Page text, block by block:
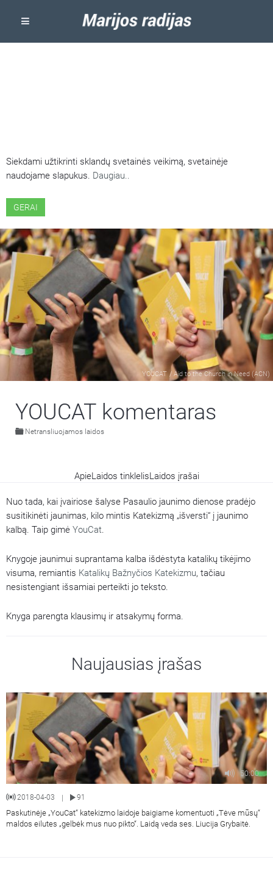
Siekdami užtikrinti sklandų svetainės veikimą, svetainėje
naudojame slapukus. Daugiau..
GERAI
YOUCAT / Aid to the Church in Need (ACN)
YOUCAT komentaras
Netransliuojamos laidos
ApieLaidos tinklelisLaidos įrašai
Nuo tada, kai įvairiose šalyse Pasaulio jaunimo dienose pradėjo
susitikinėti jaunimas, kilo mintis Katekizmą „išversti“ į jaunimo
kalbą. Taip gimė YouCat.
Knygoje jaunimui suprantama kalba išdėstyta katalikų tikėjimo
visuma, remiantis Katalikų Bažnyčios Katekizmu, tačiau
nesistengiant išsamiai perteikti jo teksto.
Knyga parengta klausimų ir atsakymų forma.
Naujausias įrašas
50:00
2018-04-03 | 91
Paskutinėje „YouCat“ katekizmo laidoje baigiame komentuoti „Tėve mūsų“
maldos eilutes „gelbėk mus nuo pikto“. Laidą veda ses. Liucija Grybaitė.